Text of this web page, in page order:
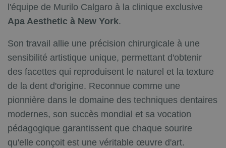
l'équipe de Murilo Calgaro à la clinique exclusive
Apa Aesthetic à New York.
Son travail allie une précision chirurgicale à une
sensibilité artistique unique, permettant d'obtenir
des facettes qui reproduisent le naturel et la texture
de la dent d'origine. Reconnue comme une
pionnière dans le domaine des techniques dentaires
modernes, son succès mondial et sa vocation
pédagogique garantissent que chaque sourire
qu'elle conçoit est une véritable œuvre d'art.